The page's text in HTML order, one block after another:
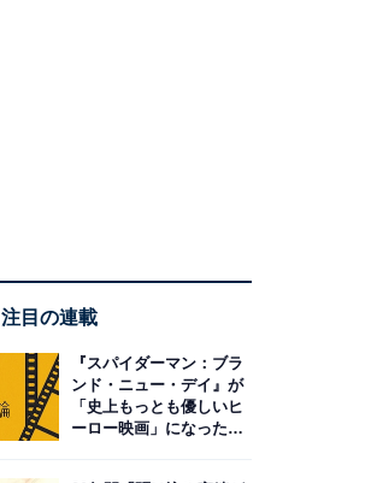
注目の連載
『スパイダーマン：ブラ
ンド・ニュー・デイ』が
「史上もっとも優しいヒ
ーロー映画」になった理